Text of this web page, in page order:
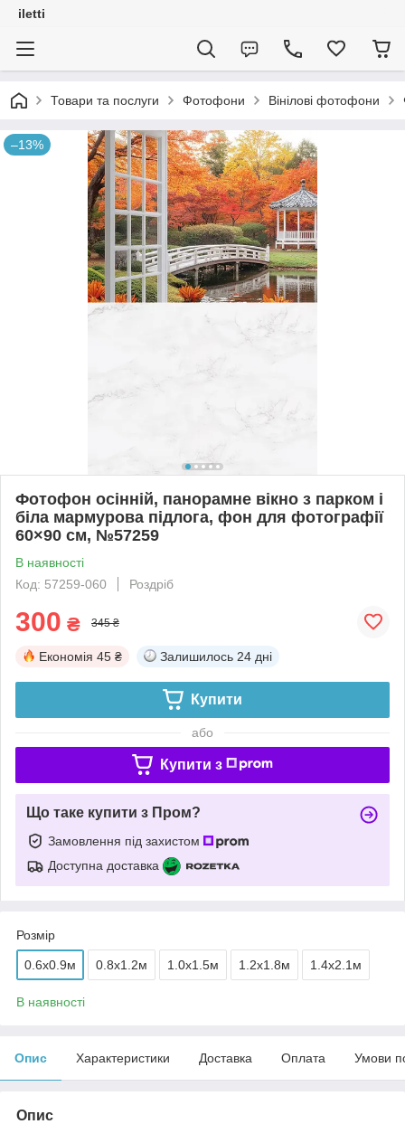
iletti
Товари та послуги Фотофони Вінілові фотофони
–13%
Фотофон осінній, панорамне вікно з парком і
біла мармурова підлога, фон для фотографії
60×90 см, №57259
В наявності
Код: 57259-060
Роздріб
300 ₴ 345 ₴
Економія 45 ₴ Залишилось 24 дні
Купити
або
Купити з
Що таке купити з Пром?
Замовлення під захистом
Доступна доставка
Розмір
0.6x0.9м 0.8x1.2м 1.0x1.5м 1.2x1.8м 1.4x2.1м
В наявності
Опис Характеристики Доставка Оплата Умови
Опис